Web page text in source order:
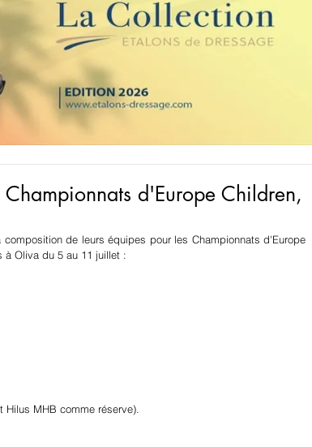
d'Europe Children,
de leurs équipes pour les Championnats d'Europe
à Oliva du 5 au 11 juillet :
Hilus MHB comme réserve).